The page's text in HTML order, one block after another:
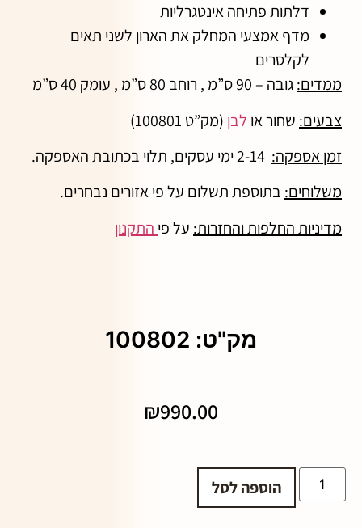
דלתות פתיחה אינטגרליות
מדף אמצעי המחלק את הארון לשני תאים
לקלסרים
ממדים:גובה – 90 ס”מ , רוחב 80 ס”מ , עומק 40 ס”מ
צבעים: שחור או לבן (מק”ט 100801)
זמן אספקה:
משלוחים: בתוספת תשלום על פי אזורים נבחרים.
מדיניות החלפות והחזרות: על פי התקנון
מק"ט: 100802
₪990.00
הוספה לסל